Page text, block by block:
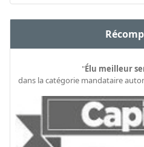
"Élu meilleur
dans la catégorie mandataire